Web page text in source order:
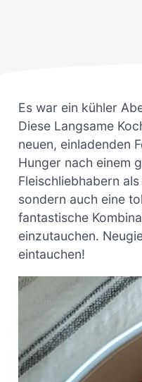
Es war ein kühler
Diese Langsame
neuen, einladenden
Hunger nach einem
Fleischliebhabern
sondern auch eine
fantastische
einzutauchen.
eintauchen!